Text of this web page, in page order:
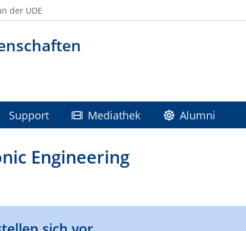
der UDE
Support Mediathek
Alumni
Engineering